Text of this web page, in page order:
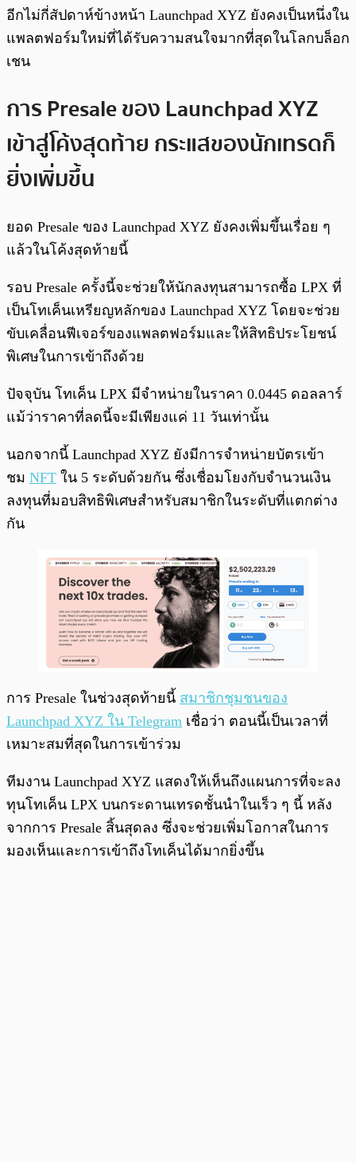
อีกไม่กี่สัปดาห์ข้างหน้า Launchpad XYZ ยังคงเป็นหนึ่งใน
แพลตฟอร์มใหม่ที่ได้รับความสนใจมากที่สุดในโลกบล็อก
เชน
การ Presale ของ Launchpad XYZ
เข้าสู่โค้งสุดท้าย กระแสของนักเทรดก็
ยิ่งเพิ่มขึ้น
ยอด Presale ของ Launchpad XYZ ยังคงเพิ่มขึ้นเรื่อย ๆ
แล้วในโค้งสุดท้ายนี้
รอบ Presale ครั้งนี้จะช่วยให้นักลงทุนสามารถซื้อ LPX ที่
เป็นโทเค็นเหรียญหลักของ Launchpad XYZ โดยจะช่วย
ขับเคลื่อนฟีเจอร์ของแพลตฟอร์มและให้สิทธิประโยชน์
พิเศษในการเข้าถึงด้วย
ปัจจุบัน โทเค็น LPX มีจำหน่ายในราคา 0.0445 ดอลลาร์
แม้ว่าราคาที่ลดนี้จะมีเพียงแค่ 11 วันเท่านั้น
นอกจากนี้ Launchpad XYZ ยังมีการจำหน่ายบัตรเข้า
ชม NFT ใน 5 ระดับด้วยกัน ซึ่งเชื่อมโยงกับจำนวนเงิน
ลงทุนที่มอบสิทธิพิเศษสำหรับสมาชิกในระดับที่แตกต่าง
กัน
การ Presale ในช่วงสุดท้ายนี้ สมาชิกชุมชนของ
Launchpad XYZ ใน Telegram เชื่อว่า ตอนนี้เป็นเวลาที่
เหมาะสมที่สุดในการเข้าร่วม
ทีมงาน Launchpad XYZ แสดงให้เห็นถึงแผนการที่จะลง
ทุนโทเค็น LPX บนกระดานเทรดชั้นนำในเร็ว ๆ นี้ หลัง
จากการ Presale สิ้นสุดลง ซึ่งจะช่วยเพิ่มโอกาสในการ
มองเห็นและการเข้าถึงโทเค็นได้มากยิ่งขึ้น